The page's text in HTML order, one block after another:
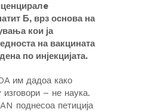
Б, врз основа на
кои ја
на вакцината
по инјекцијата.
им дадоа како
изговори – не наука.
поднесоа петиција